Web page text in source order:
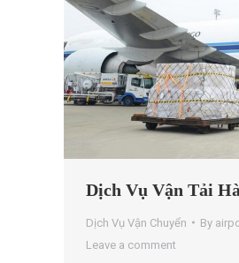
Dịch Vụ Vận Tải
Dịch Vụ Vận Chuyển By
Leave a comment